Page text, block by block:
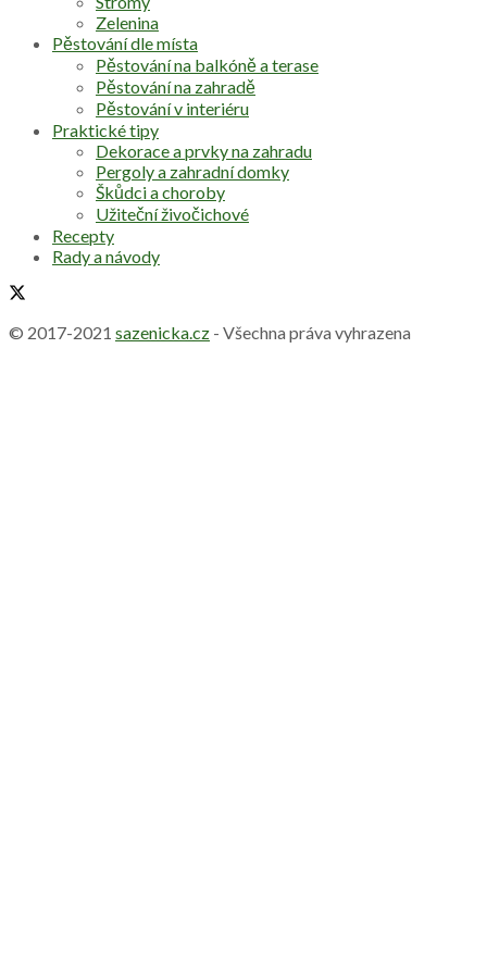
Zelenina
Pěstování dle místa
Pěstování na balkóně a terase
Pěstování na zahradě
Pěstování v interiéru
Praktické tipy
Dekorace a prvky na zahradu
Pergoly a zahradní domky
Škůdci a choroby
Užiteční živočichové
Recepty
Rady a návody
© 2017-2021 sazenicka.cz - Všechna práva vyhrazena